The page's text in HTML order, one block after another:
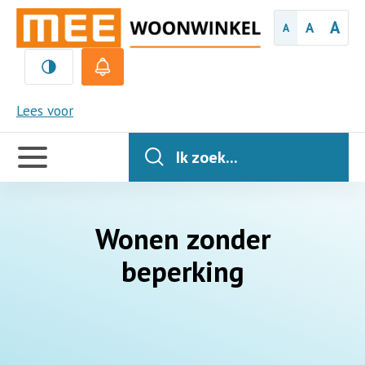
A A A
Lees voor
MEE
Handige
links
Ik zoek...
Wonen zonder
beperking